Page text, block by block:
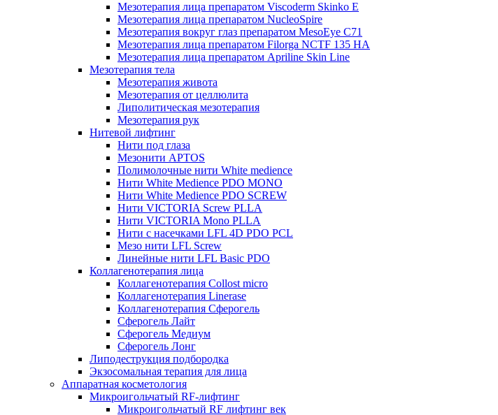
Мезотерапия лица препаратом Viscoderm Skinko E
Мезотерапия лица препаратом NucleoSpire
Мезотерапия вокруг глаз препаратом MesoEye С71
Мезотерапия лица препаратом Filorga NCTF 135 HA
Мезотерапия лица препаратом Apriline Skin Line
Мезотерапия тела
Мезотерапия живота
Мезотерапия от целлюлита
Липолитическая мезотерапия
Мезотерапия рук
Нитевой лифтинг
Нити под глаза
Мезонити APTOS
Полимолочные нити White medience
Нити White Medience PDO MONO
Нити White Medience PDO SCREW
Нити VICTORIA Screw PLLA
Нити VICTORIA Mono PLLA
Нити с насечками LFL 4D PDO PCL
Мезо нити LFL Screw
Линейные нити LFL Basic PDO
Коллагенотерапия лица
Коллагенотерапия Collost micro
Коллагенотерапия Linerase
Коллагенотерапия Сферогель
Сферогель Лайт
Сферогель Медиум
Сферогель Лонг
Липодеструкция подбородка
Экзосомальная терапия для лица
Аппаратная косметология
Микроигольчатый RF-лифтинг
Микроигольчатый RF лифтинг век